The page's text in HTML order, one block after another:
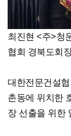
최진현 <주>청
협회 경북도회
대한전문건설
촌동에 위치한
장 선출을 위한